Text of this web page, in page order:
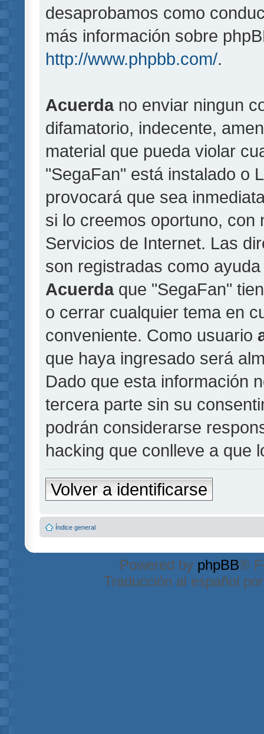
desaprobamos como
más información sobre
http://www.phpbb.com/.
Acuerdano enviar ningun
difamatorio, indecente,
material que pueda violar
"SegaFan" está instalado o
provocará que sea
si lo creemos oportuno, con
Servicios de Internet. Las
son registradas como
Acuerdaque "SegaFan"
o cerrar cualquier tema en
conveniente. Como usuario
que haya ingresado será
Dado que esta información
tercera parte sin su
podrán considerarse
hacking que conlleve a que
Volver a identificarse
Índice general
Powered by phpBB®
Traducción al español